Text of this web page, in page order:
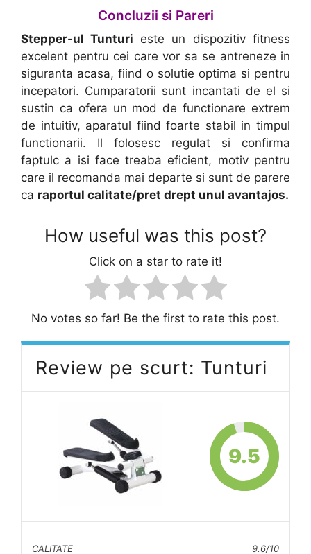
Concluzii si Pareri
Stepper-ul Tunturi este un dispozitiv fitness
excelent pentru cei care vor sa se antreneze in
siguranta acasa, fiind o solutie optima si pentru
incepatori. Cumparatorii sunt incantati de el si
sustin ca ofera un mod de functionare extrem
de intuitiv, aparatul fiind foarte stabil in timpul
functionarii. Il folosesc regulat si confirma
faptulc a isi face treaba eficient, motiv pentru
care il recomanda mai departe si sunt de parere
ca raportul calitate/pret drept unul avantajos.
How useful was this post?
Click on a star to rate it!
No votes so far! Be the first to rate this post.
Review pe scurt: Tunturi
9.5
CALITATE 9.6/10